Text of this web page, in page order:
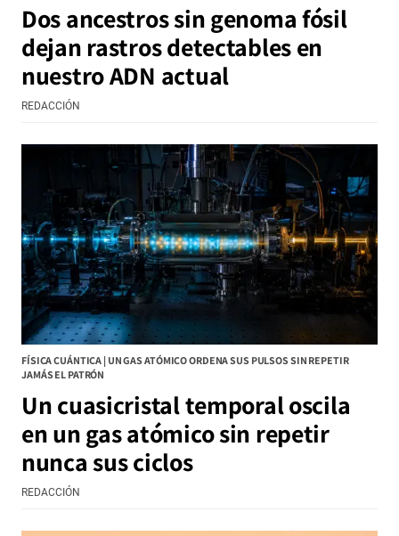
Dos ancestros sin genoma fósil
dejan rastros detectables en
nuestro ADN actual
REDACCIÓN
FÍSICA CUÁNTICA | UN GAS ATÓMICO ORDENA SUS PULSOS SIN REPETIR
JAMÁS EL PATRÓN
Un cuasicristal temporal oscila
en un gas atómico sin repetir
nunca sus ciclos
REDACCIÓN